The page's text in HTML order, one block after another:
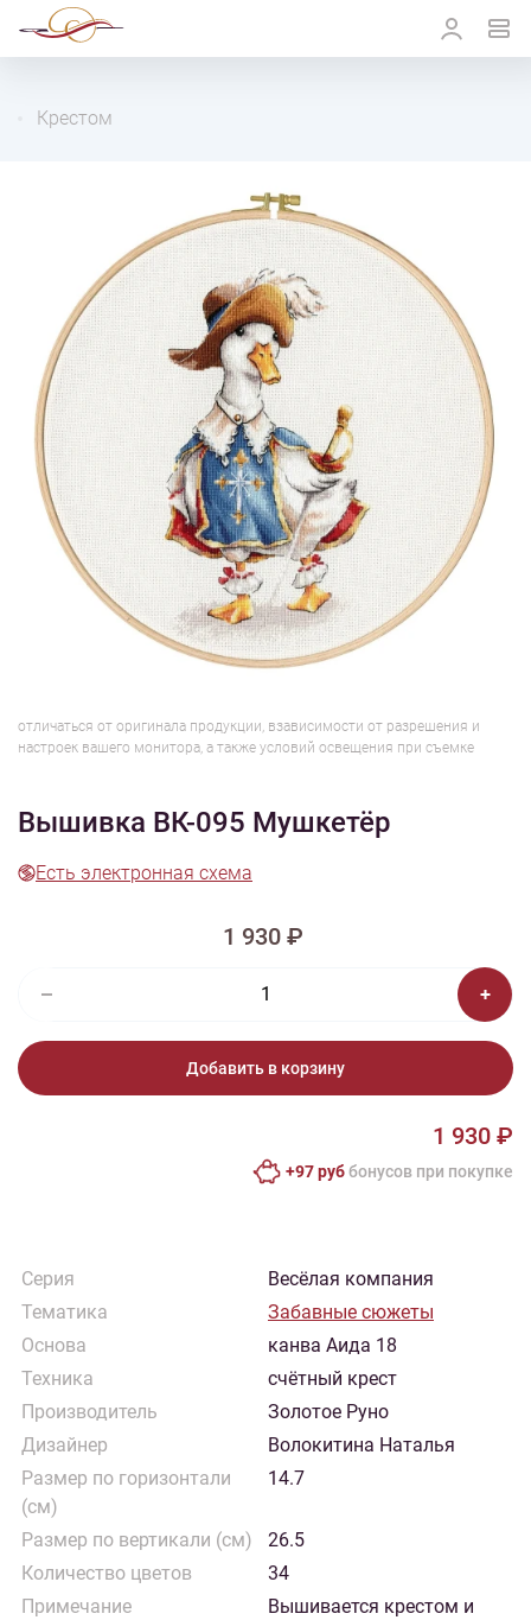
Крестом
1/7
Смотреть видео - обзор
отличаться от оригинала продукции, взависимости от разрешения и
настроек вашего монитора, а также условий освещения при съемке
Вышивка ВК-095 Мушкетёр
Есть электронная схема
1 930 ₽
Добавить в корзину
1 930 ₽
+97 руббонусов при покупке
Серия
Весёлая компания
Тематика
Забавные сюжеты
Основа
канва Аида 18
Техника
счётный крест
Производитель
Золотое Руно
Дизайнер
Волокитина Наталья
Размер по горизонтали
(см)
14.7
Размер по вертикали (см)
26.5
Количество цветов
34
Примечание
Вышивается крестом и